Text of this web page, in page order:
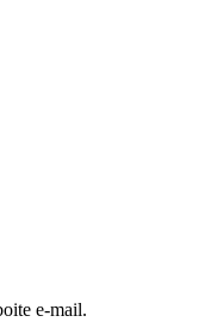
e-mail.